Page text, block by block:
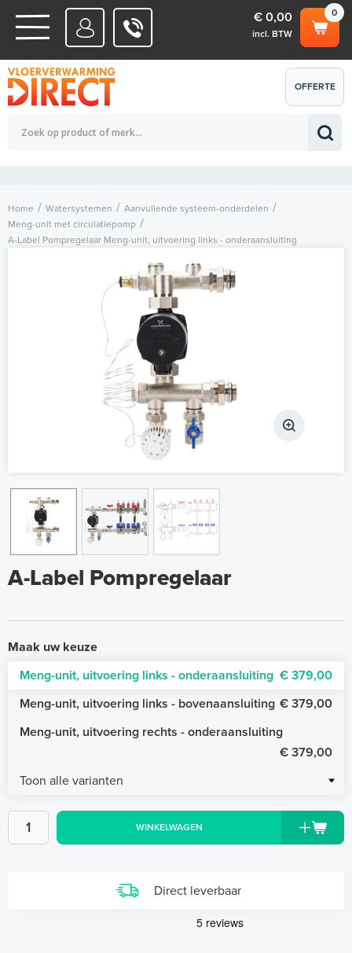
WATERSYSTEMEN
ELEKTRISCHE SYSTEMEN
0
€ 0,00
incl. BTW
Totaalbedrag (incl. BTW) € 0,00
OFFERTE
AANVRAGEN
Home Watersystemen
Aanvullende systeem-onderdelen
Meng-unit met circulatiepomp
A-Label Pompregelaar Meng-unit, uitvoering links - onderaansluiting
A-Label Pompregelaar
Maak uw keuze
Meng-unit, uitvoering links - onderaansluiting € 379,00
Meng-unit, uitvoering links - bovenaansluiting € 379,00
Meng-unit, uitvoering rechts - onderaansluiting
€ 379,00
Toon alle varianten
WINKELWAGEN
Direct leverbaar